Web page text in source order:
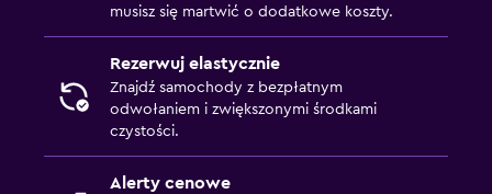
musisz się martwić o dodatkowe koszty.
Rezerwuj elastycznie
Znajdź samochody z bezpłatnym
odwołaniem i zwiększonymi środkami
czystości.
Alerty cenowe